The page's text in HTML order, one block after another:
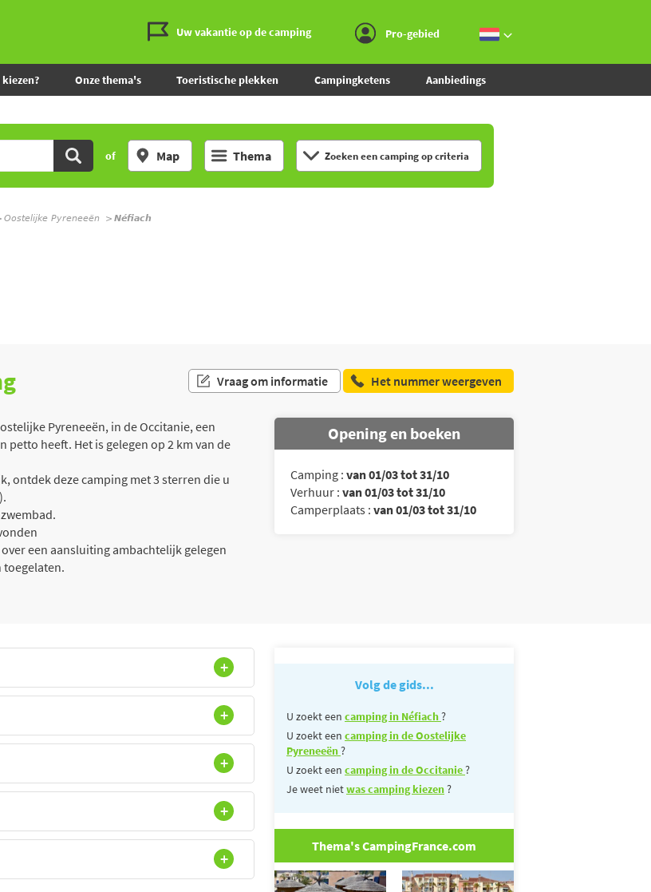
Uw vakantie op de camping Pro-gebied
Onze thema's Toeristische plekken Campingketens Aanbiedings
of Map Thema Zoeken een camping op criteria
Oostelijke Pyreneeën Néfiach
Vraag om informatie Het nummer weergeven
Pyreneeën, in de Occitanie, een
heeft. Het is gelegen op 2 km van de
ontdek deze camping met 3 sterren die u
een aansluiting ambachtelijk gelegen
Opening en boeken
Camping : van 01/03 tot 31/10
Verhuur : van 01/03 tot 31/10
Camperplaats : van 01/03 tot 31/10
Volg de gids...
U zoekt een camping in Néfiach?
U zoekt een camping in de Oostelijke
Pyreneeën?
U zoekt een camping in de Occitanie?
Je weet nietwas camping kiezen?
Thema's CampingFrance.com